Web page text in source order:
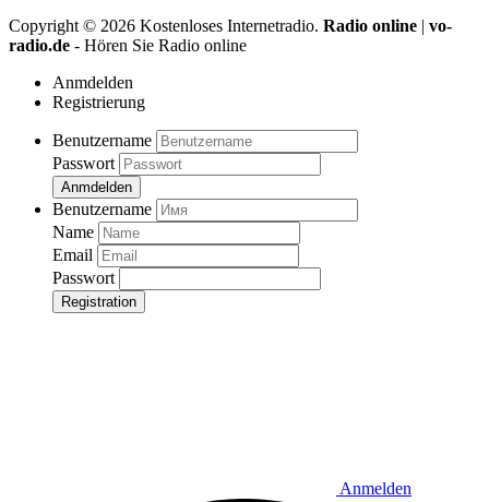
Copyright © 2026 Kostenloses Internetradio. Radio online | vo-
radio.de - Hören Sie Radio online
Anmdelden
Registrierung
Benutzername
Passwort
Anmdelden
Benutzername
Name
Email
Passwort
Registration
Anmelden